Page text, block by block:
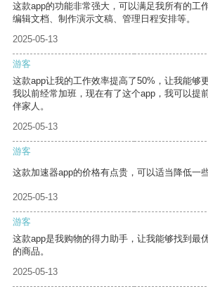
这款app的功能非常强大，可以满足我所有的工
编辑文档、制作演示文稿、管理日程安排等。
2025-05-13
游客
这款app让我的工作效率提高了50%，让我能够
我以前经常加班，现在有了这个app，我可以提
伴家人。
2025-05-13
游客
这款加速器app的价格有点贵，可以适当降低一
2025-05-13
游客
这款app是我购物的得力助手，让我能够找到最
的商品。
2025-05-13